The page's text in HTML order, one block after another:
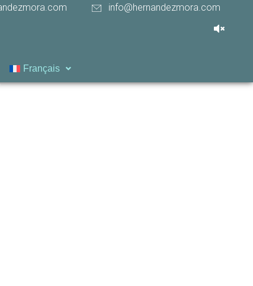
info@hernandezmora.com
Français